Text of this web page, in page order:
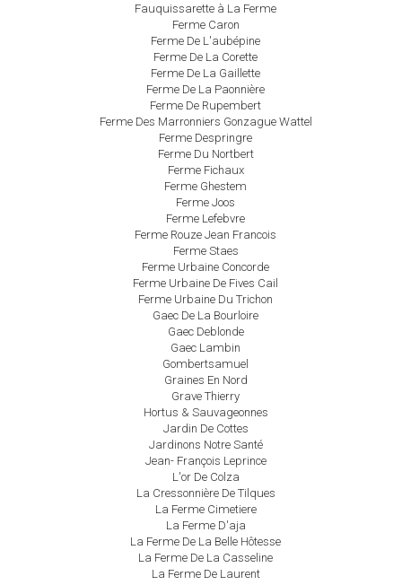
Fauquissarette à La Ferme
Ferme Caron
Ferme De L'aubépine
Ferme De La Corette
Ferme De La Gaillette
Ferme De La Paonnière
Ferme De Rupembert
Ferme Des Marronniers Gonzague Wattel
Ferme Despringre
Ferme Du Nortbert
Ferme Fichaux
Ferme Ghestem
Ferme Joos
Ferme Lefebvre
Ferme Rouze Jean Francois
Ferme Staes
Ferme Urbaine Concorde
Ferme Urbaine De Fives Cail
Ferme Urbaine Du Trichon
Gaec De La Bourloire
Gaec Deblonde
Gaec Lambin
Gombertsamuel
Graines En Nord
Grave Thierry
Hortus & Sauvageonnes
Jardin De Cottes
Jardinons Notre Santé
Jean- François Leprince
L'or De Colza
La Cressonnière De Tilques
La Ferme Cimetiere
La Ferme D'aja
La Ferme De La Belle Hôtesse
La Ferme De La Casseline
La Ferme De Laurent